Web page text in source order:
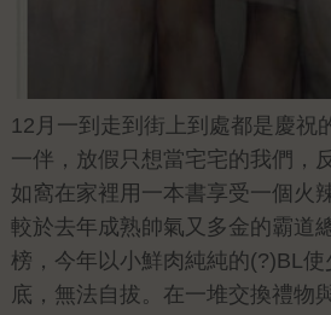
12月一到走到街上到處都是慶祝
一伴，放假只想當宅宅的我們，
如窩在家裡用一本書享受一個火
較於去年成熟帥氣又多金的霸道
榜，今年以小鮮肉純純的(?)BL
底，無法自拔。在一堆交換禮物